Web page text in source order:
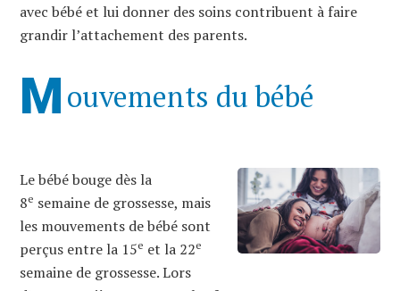
avec bébé et lui donner des soins contribuent à faire
grandir l’attachement des parents.
Mouvements du bébé
Le bébé bouge dès la
8e semaine de grossesse, mais
les mouvements de bébé sont
perçus entre la 15e et la 22e
semaine de grossesse. Lors